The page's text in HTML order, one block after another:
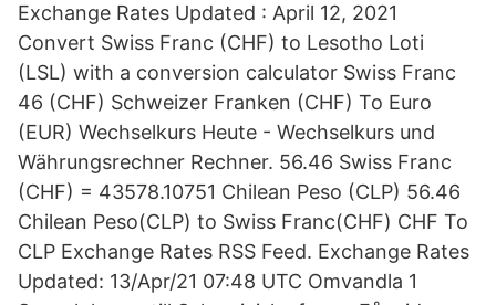
Exchange Rates Updated : April 12, 2021
Convert Swiss Franc (CHF) to Lesotho Loti
(LSL) with a conversion calculator Swiss Franc
46 (CHF) Schweizer Franken (CHF) To Euro
(EUR) Wechselkurs Heute - Wechselkurs und
Währungsrechner Rechner. 56.46 Swiss Franc
(CHF) = 43578.10751 Chilean Peso (CLP) 56.46
Chilean Peso(CLP) to Swiss Franc(CHF) CHF To
CLP Exchange Rates RSS Feed. Exchange Rates
Updated: 13/Apr/21 07:48 UTC Omvandla 1